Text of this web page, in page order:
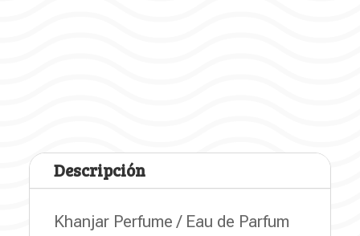
Descripción
Khanjar Perfume / Eau de Parfum